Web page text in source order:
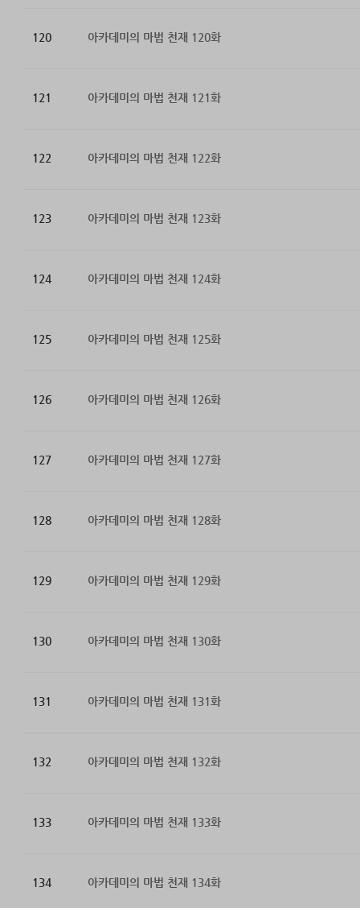
120 아카데미의 마법 천재 120화
121 아카데미의 마법 천재 121화
122 아카데미의 마법 천재 122화
123 아카데미의 마법 천재 123화
124 아카데미의 마법 천재 124화
125 아카데미의 마법 천재 125화
126 아카데미의 마법 천재 126화
127 아카데미의 마법 천재 127화
128 아카데미의 마법 천재 128화
129 아카데미의 마법 천재 129화
130 아카데미의 마법 천재 130화
131 아카데미의 마법 천재 131화
132 아카데미의 마법 천재 132화
133 아카데미의 마법 천재 133화
134 아카데미의 마법 천재 134화